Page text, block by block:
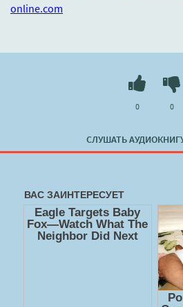
online.com
СЛУШАТЬ
0 0